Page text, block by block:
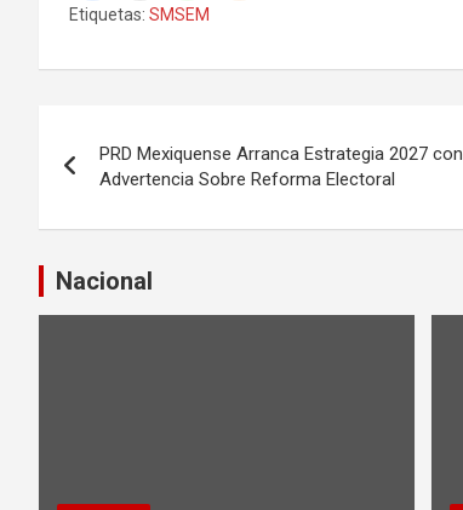
Etiquetas: SMSEM
v
e
g
PRD Mexiquense Arranca Estrategia 2027 con
Advertencia Sobre Reforma Electoral
Nacional